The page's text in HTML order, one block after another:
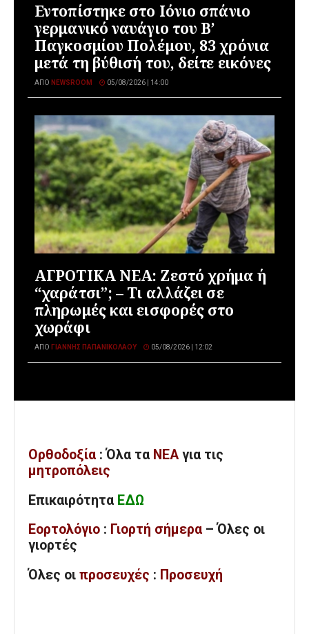
Εντοπίστηκε στο Ιόνιο σπάνιο
γερμανικό ναυάγιο του Β’
Παγκοσμίου Πολέμου, 83 χρόνια
μετά τη βύθισή του, δείτε εικόνες
ΑΠΌ NEWSROOM 05/08/2026 | 14:00
ΑΓΡΟΤΙΚΑ ΝΕΑ: Ζεστό χρήμα ή
“χαράτσι”; – Τι αλλάζει σε
πληρωμές και εισφορές στο
χωράφι
ΑΠΌ ΓΙΆΝΝΗΣ ΠΑΠΑΝΙΚΟΛΆΟΥ 05/08/2026 | 12:02
Ορθοδοξία : Όλα τα ΝΕΑ για τις
μητροπόλεις
Επικαιρότητα ΕΔΩ
Εορτολόγιο : Γιορτή σήμερα – Όλες οι
γιορτές
Όλες οι προσευχές : Προσευχή